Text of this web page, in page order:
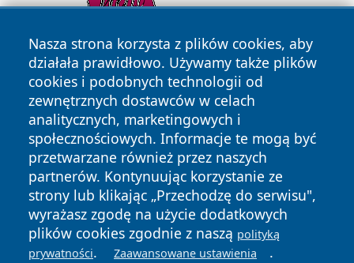
Nasza strona korzysta z plików cookies, aby
działała prawidłowo. Używamy także plików
cookies i podobnych technologii od
zewnętrznych dostawców w celach
analitycznych, marketingowych i
społecznościowych. Informacje te mogą być
przetwarzane również przez naszych
partnerów. Kontynuując korzystanie ze
strony lub klikając „Przechodzę do serwisu",
wyrażasz zgodę na użycie dodatkowych
plików cookies zgodnie z naszą polityką
prywatności. Zaawansowane ustawienia .
Copyright © 2026 faktywroclaw.pl Wszystkie prawa
zastrzeżone.
News Autorzy
Polityka
Polityka